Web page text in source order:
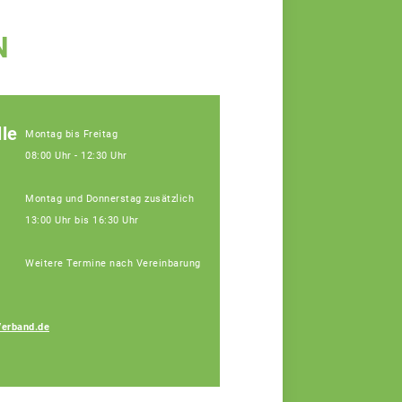
Montag bis Freitag
08:00 Uhr - 12:30 Uhr
Montag und Donnerstag zusätzlich
13:00 Uhr bis 16:30 Uhr
Weitere Termine nach Vereinbarung